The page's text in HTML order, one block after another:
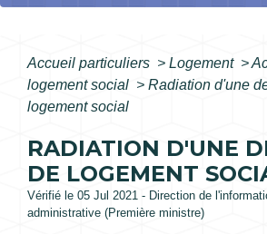
Accueil particuliers > Logement >
logement social > Radiation d'une
logement social
RADIATION D'UNE
DE LOGEMENT
Vérifié le 05 Jul 2021 - Direction de
administrative (Première ministre)